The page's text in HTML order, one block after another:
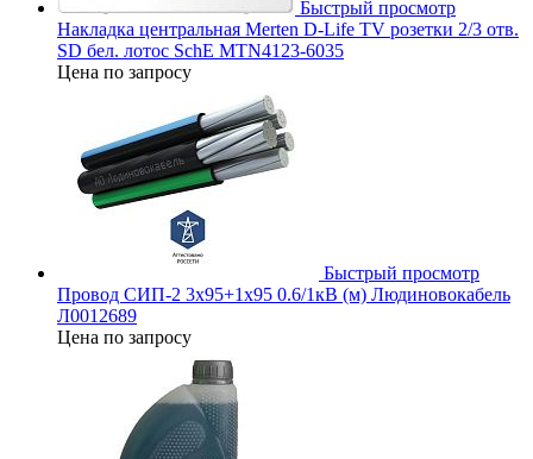
Быстрый просмотр
Накладка центральная Merten D-Life TV розетки 2/3 отв.
SD бел. лотос SchE MTN4123-6035
Цена по запросу
Быстрый просмотр
Провод СИП-2 3х95+1х95 0.6/1кВ (м) Людиновокабель
Л0012689
Цена по запросу